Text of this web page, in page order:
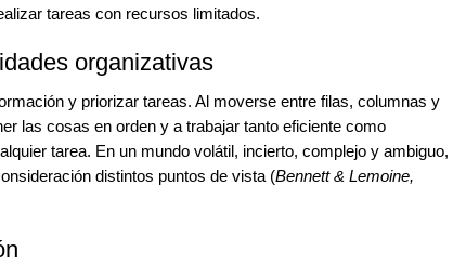
tareas con recursos limitados.
organizativas
y priorizar tareas. Al moverse entre filas, columnas y
las cosas en orden y a trabajar tanto eficiente como
tarea. En un mundo volátil, incierto, complejo y ambiguo,
distintos puntos de vista (Bennett & Lemoine,